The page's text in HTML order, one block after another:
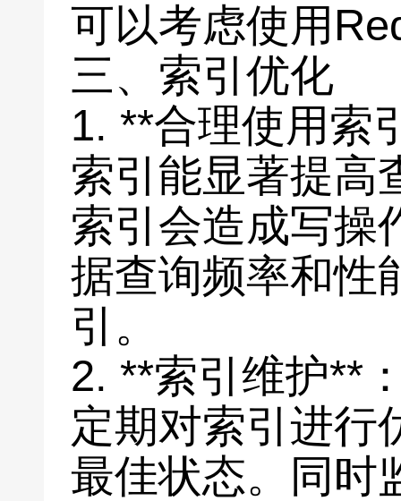
可以考虑使用
三、索引优化
1. **合理使用索
索引能显著提高
索引会造成写操
据查询频率和性
引。
2. **索引维护**
定期对索引进行
最佳状态。同时